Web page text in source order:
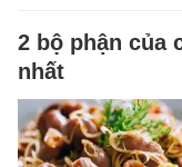
2 bộ phận của
nhất